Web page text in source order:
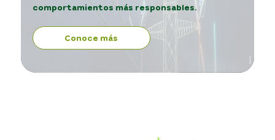
comportamientos más responsables.
Conoce más